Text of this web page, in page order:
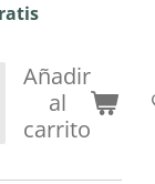
Añadir
al
carrito